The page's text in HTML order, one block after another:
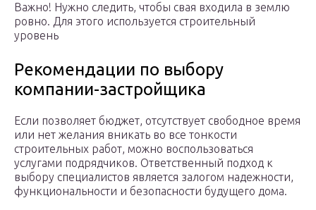
Важно! Нужно следить, чтобы свая входила в землю
ровно. Для этого используется строительный
уровень
Рекомендации по выбору
компании-застройщика
Если позволяет бюджет, отсутствует свободное время
или нет желания вникать во все тонкости
строительных работ, можно воспользоваться
услугами подрядчиков. Ответственный подход к
выбору специалистов является залогом надежности,
функциональности и безопасности будущего дома.